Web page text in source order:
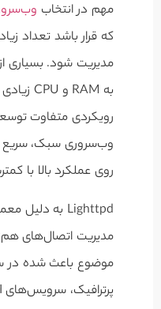
مهم در انتخاب
که قرار باشد تعداد
مدیریت شود. بسیاری
رویکردی متفاوت
وب‌سروری سبک، سریع
روی عملکرد بالا با
مدیریت اتصال‌های